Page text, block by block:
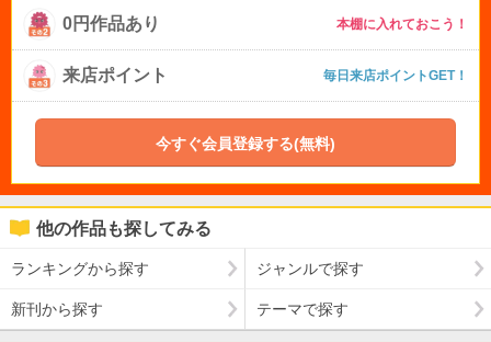
0円作品あり 本棚に入れておこう！
来店ポイント 毎日来店ポイントGET！
今すぐ会員登録する(無料)
他の作品も探してみる
ランキングから探す ジャンルで探す
新刊から探す テーマで探す